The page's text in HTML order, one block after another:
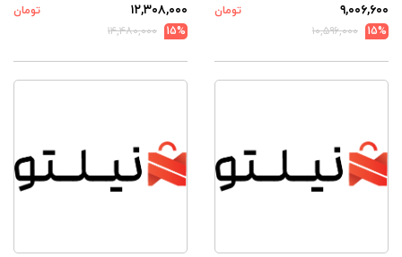
۹,۰۰۶,۶۰۰
تومان
15%
۱۰,۵۹۶,۰۰۰
۱۲,۳۰۸,۰۰۰
تومان
15%
۱۴,۴۸۰,۰۰۰